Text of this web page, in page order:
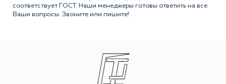
соответствует ГОСТ. Наши менеджеры готовы ответить на все
Ваши вопросы. Звоните или пишите!